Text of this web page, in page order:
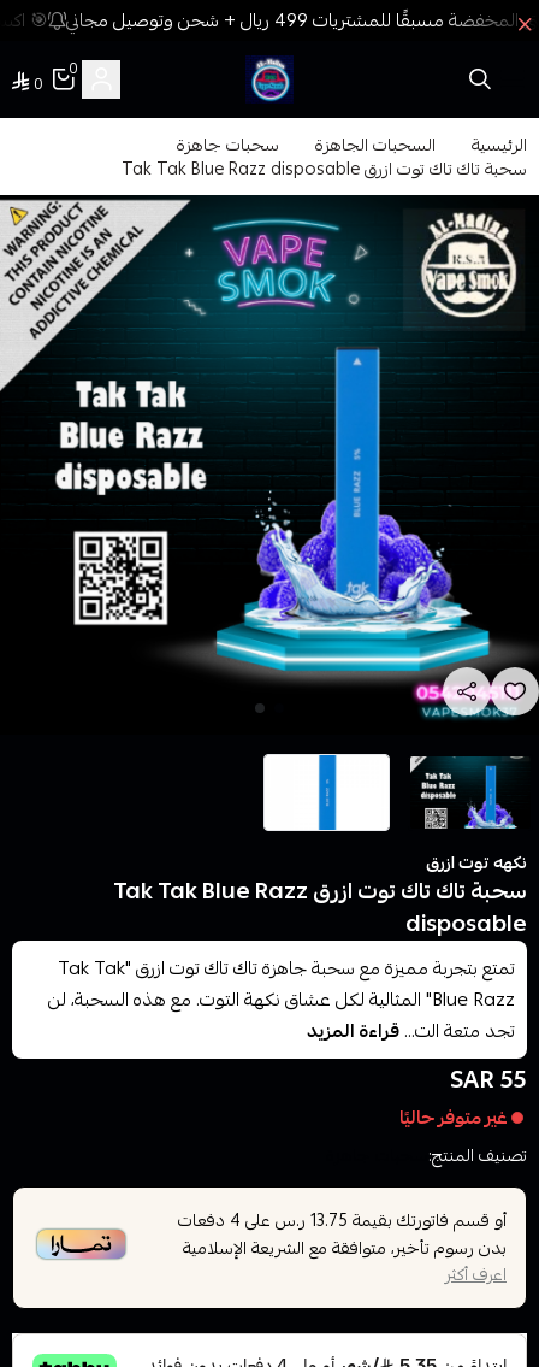
🎯
فيب المدينة
0
0
الرئيسية السحبات الجاهزة سحبات جاهزة
سحبة تاك تاك توت ازرق Tak Tak Blue Razz disposable
نكهه توت ازرق
سحبة تاك تاك توت ازرق Tak Tak Blue Razz
disposable
تمتع بتجربة مميزة مع سحبة جاهزة تاك تاك توت ازرق "Tak Tak
Blue Razz" المثالية لكل عشاق نكهة التوت. مع هذه السحبة، لن
تجد متعة الت...قراءة المزيد
55 SAR
غير متوفر حاليًا
تصنيف المنتج:
أو قسم فاتورتك بقيمة 13.75 ر.س على4 دفعات
بدون رسوم تأخير، متوافقة مع الشريعة الإسلامية
اعرف أكثر